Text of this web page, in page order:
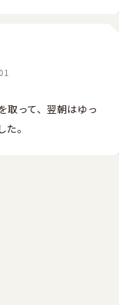
取って、翌朝はゆっ
。